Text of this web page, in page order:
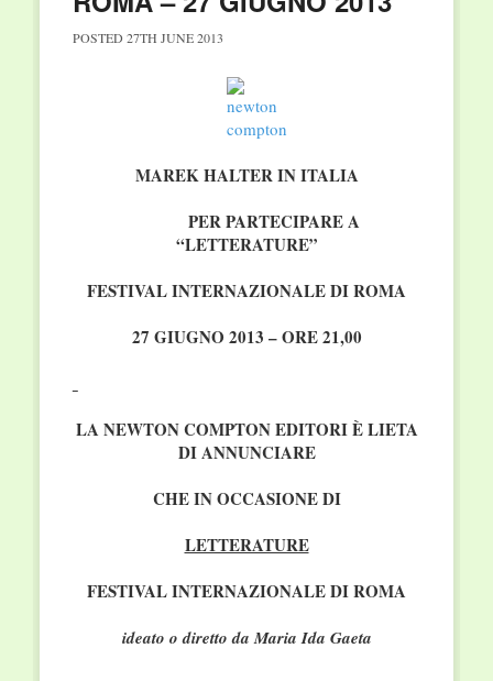
POSTED 27TH JUNE 2013
MAREK HALTER IN ITALIA
PER PARTECIPARE A
“LETTERATURE”
FESTIVAL INTERNAZIONALE DI ROMA
27 GIUGNO 2013 – ORE 21,00
LA NEWTON COMPTON EDITORI È LIETA
DI ANNUNCIARE
CHE IN OCCASIONE DI
LETTERATURE
FESTIVAL INTERNAZIONALE DI ROMA
ideato o diretto da Maria Ida Gaeta